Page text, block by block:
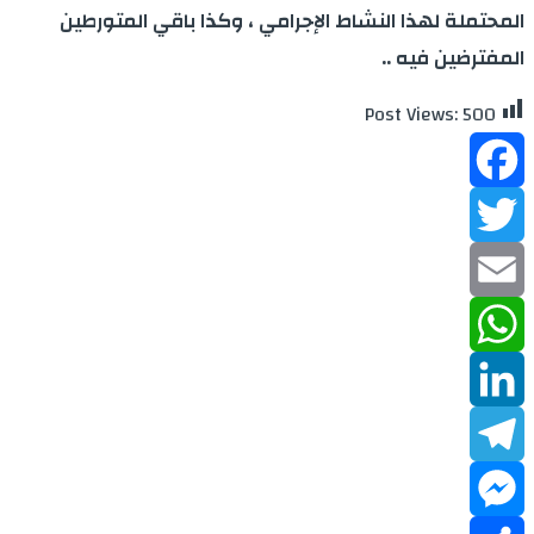
المحتملة لهذا النشاط الإجرامي ، وكذا باقي المتورطين
المفترضين فيه ..
Post Views:500
Facebook
Twitter
Email
WhatsApp
LinkedIn
Telegram